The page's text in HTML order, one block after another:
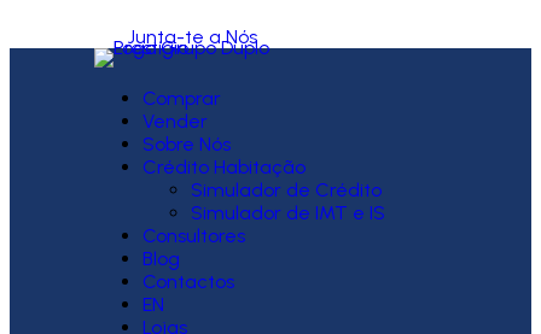
Junta-te a Nós
Comprar
Vender
Sobre Nós
Crédito Habitação
Simulador de Crédito
Simulador de IMT e IS
Consultores
Blog
Contactos
EN
Lojas